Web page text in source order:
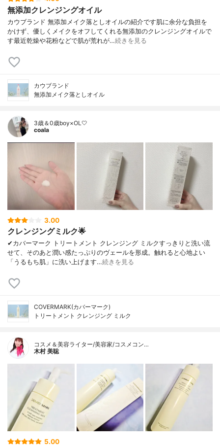
無添加クレンジングオイル
カウブランド 無添加メイク落としオイルの紹介です肌に余分な負担を
かけず、優しくメイクをオフしてくれる無添加のクレンジングオイルで
す最近乾燥や花粉などで肌が荒れが…続きを見る
カウブランド
無添加メイク落としオイル
3歳＆0歳boy×OL🤍
coala
3.00
クレンジングミルク🌟
✔︎カバーマーク トリートメント クレンジング ミルクすっきりと洗い流
せて、そのあと潤い感たっぷりのヴェールを形成。触れると心地よい
「うるもち肌」に洗い上げます…続きを見る
COVERMARK(カバーマーク)
トリートメント クレンジング ミルク
コスメ＆美容ライター/美容家/コスメコン…
木村 美聡
5.00